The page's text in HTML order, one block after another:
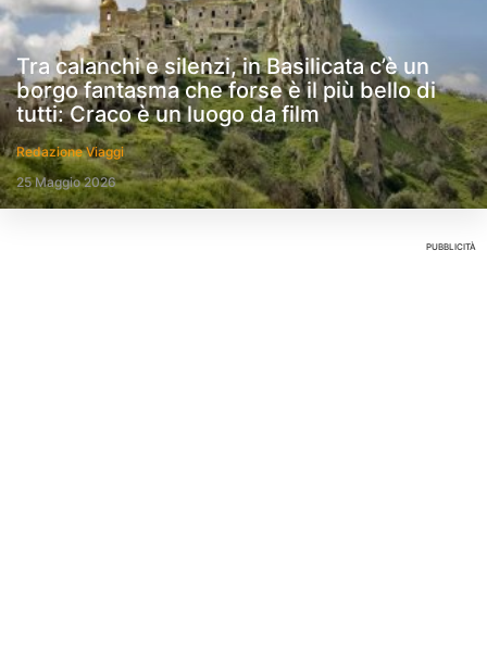
Tra calanchi e silenzi, in Basilicata c’è un
borgo fantasma che forse è il più bello di
tutti: Craco è un luogo da film
Redazione Viaggi
25 Maggio 2026
PUBBLICITÀ